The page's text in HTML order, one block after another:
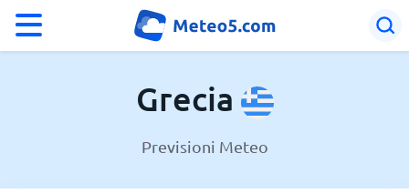
Grecia
Previsioni Meteo